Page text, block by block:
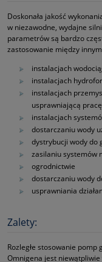
Doskonała jakość
w niezawodne, wydajne
parametrów są bardzo
zastosowanie między
instalacjach
instalacjach
instalacjach
usprawniającą
instalacjach
dostarczaniu wody
dystrybucji wody do
zasilaniu systemów
ogrodnictwie
dostarczaniu wody
usprawniania
Zalety:
Rozległe stosowanie pomp
Omnigena jest